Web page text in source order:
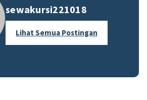
sewakursi221018
Lihat Semua Postingan